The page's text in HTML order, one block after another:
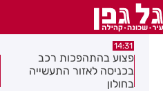
14:31
פצוע בהתהפכות רכב
בכניסה לאזור התעשייה
בחולון